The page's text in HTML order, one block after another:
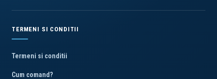
TERMENI SI CONDITII
Termeni si conditii
Cum comand?